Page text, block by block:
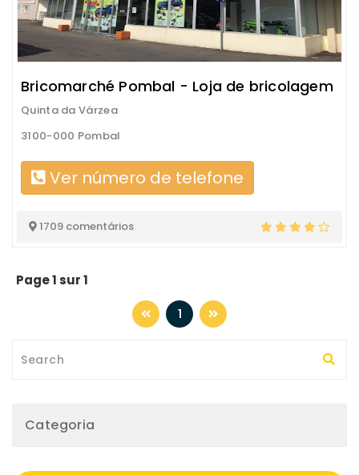
Bricomarché Pombal - Loja de bricolagem
Quinta da Várzea
3100-000 Pombal
Ver número de telefone
1709 comentários
Page 1 sur 1
1
Categoria